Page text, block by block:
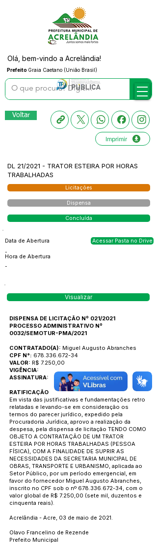
Prefeito Graia Caetano (União Brasil)
Olá, bem-vindo a Acrelândia!
Voltar
Imprimir
DL 21/2021 - TRATOR ESTEIRA POR HORAS
TRABALHADAS
Licitações
Dispensa
Concluída
Data de Abertura
-
Hora de Abertura
-
Acessar Pasta no Drive
Visualizar
DISPENSA DE LICITAÇÃO Nº 021/2021
PROCESSO ADMINISTRATIVO Nº
0032/SEMOTUR-PMA/2021
CONTRATADO(A): Miguel Augusto Abranches
CPF N°: 678.336.672-34
VALOR: R$ 7.250,00
VIGÊNCIA:
ASSINATURA:
RATIFICAÇÃO
Em vista das justificativas e fundamentações retro
relatadas e levando-se em consideração os
termos do parecer jurídico, expedido pela
Procuradoria Jurídica, aprovo a realização da
despesa, pela dispensa de licitação TENDO COMO
OBJETO A CONTRATAÇÃO DE UM TRATOR
ESTEIRA POR HORAS TRABALHADAS (PESSOA
FÍSICA), COM A FINALIDADE DE SUPRIR AS
NECESSIDADES DA SECRETARIA MUNICIPAL DE
OBRAS, TRANSPORTE E URBANISMO, aplicada ao
Setor Público, por um período emergencial, em
favor do fornecedor Miguel Augusto Abranches,
inscrito no CPF sob o nº 678.336.672-34, com o
valor global de R$ 7.250,00 (sete mil, duzentos e
cinquenta reais).
Acrelândia - Acre, 03 de maio de 2021.
Olavo Francelino de Rezende
Prefeito Municipal